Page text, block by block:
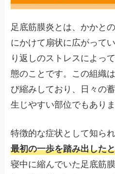
足底筋膜炎とは、かかと
にかけて扇状に広がって
り返しのストレスによっ
態のことです。この組織
び縮みしており、日々の
生じやすい部位でもありま
特徴的な症状として知ら
最初の一歩を踏み出した
寝中に縮んでいた足底筋